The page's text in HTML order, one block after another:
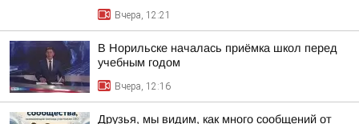
Вчера, 12:21
В Норильске началась приёмка школ перед
учебным годом
Вчера, 12:16
Друзья, мы видим, как много сообщений от